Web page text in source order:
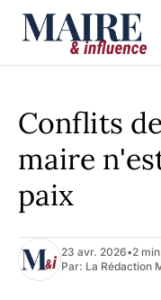
PILOTAGE & FINANCES
TRANSITION DURABLE
L’EXÉCUTIF | La Lettre
L'INDEX
S'ABONNER
Conflits
maire
paix
23 avr. 2026•2 min
Par: La Rédaction